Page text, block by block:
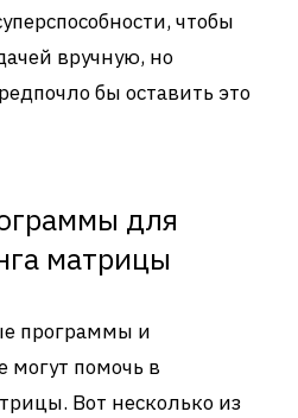
чтобы
вручную, но
бы оставить это
для
матрицы
программы и
могут помочь в
Вот несколько из